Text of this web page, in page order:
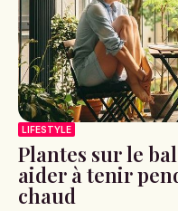
LIFESTYLE
Plantes sur le
aider à tenir
chaud